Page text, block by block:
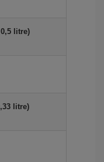
litre)
litre)